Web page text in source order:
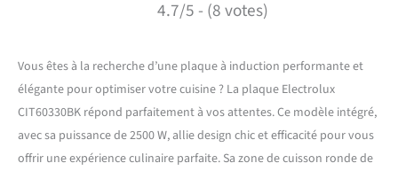
4.7/5 - (8 votes)
Vous êtes à la recherche d’une plaque à induction performante et
élégante pour optimiser votre cuisine ? La plaque Electrolux
CIT60330BK répond parfaitement à vos attentes. Ce modèle intégré,
avec sa puissance de 2500 W, allie design chic et efficacité pour vous
offrir une expérience culinaire parfaite. Sa zone de cuisson ronde de